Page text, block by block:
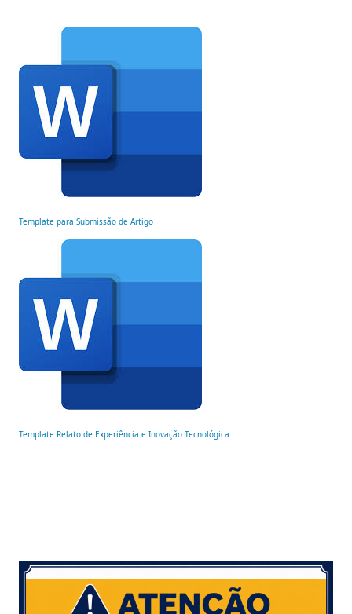
Template para Submissão de Artigo
Template Relato de Experiência e Inovação Tecnológica